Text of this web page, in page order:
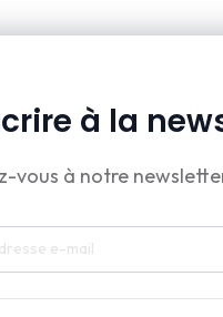
à la
vous à notre